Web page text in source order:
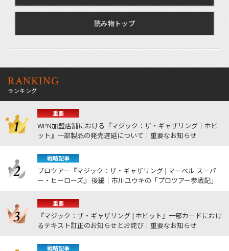
読み物トップ
RANKING
ランキング
重要
WPN加盟店舗における『マジック：ザ・ギャザリング｜ホビ
ット』一部製品の発売遅延について｜重要なお知らせ
戦略記事
プロツアー『マジック：ザ・ギャザリング | マーベル スーパ
ー・ヒーローズ』 後編｜市川ユウキの「プロツアー参戦記」
重要
『マジック：ザ・ギャザリング | ホビット』一部カードにおけ
るテキスト訂正のお知らせとお詫び｜重要なお知らせ
戦略記事